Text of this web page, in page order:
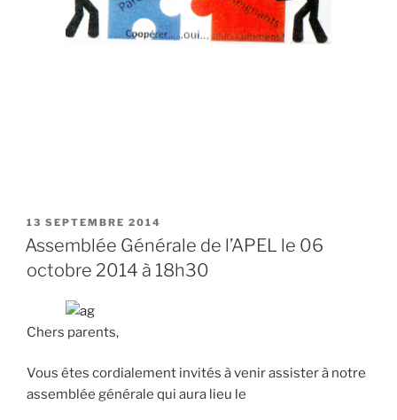
PUBLIÉ
LE
13 SEPTEMBRE 2014
Assemblée Générale de l’APEL le 06
octobre 2014 à 18h30
Chers parents,
Vous êtes cordialement invités à venir assister à notre
assemblée générale qui aura lieu le